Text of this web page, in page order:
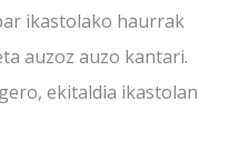
ikastolako haurrak
auzoz auzo kantari.
ekitaldia ikastolan